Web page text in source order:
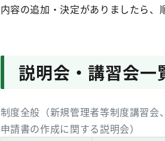
内容の追加・決定がありましたら、
説明会・講習会一
制度全般（新規管理者等制度講習
申請書の作成に関する説明会）